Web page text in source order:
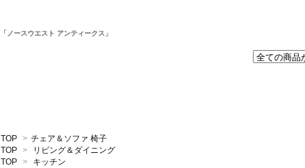
「ノースウエスト アンティークス」
TOP > チェア＆ソファ 椅子
TOP >
リビング＆ダイニング
TOP >
キッチン